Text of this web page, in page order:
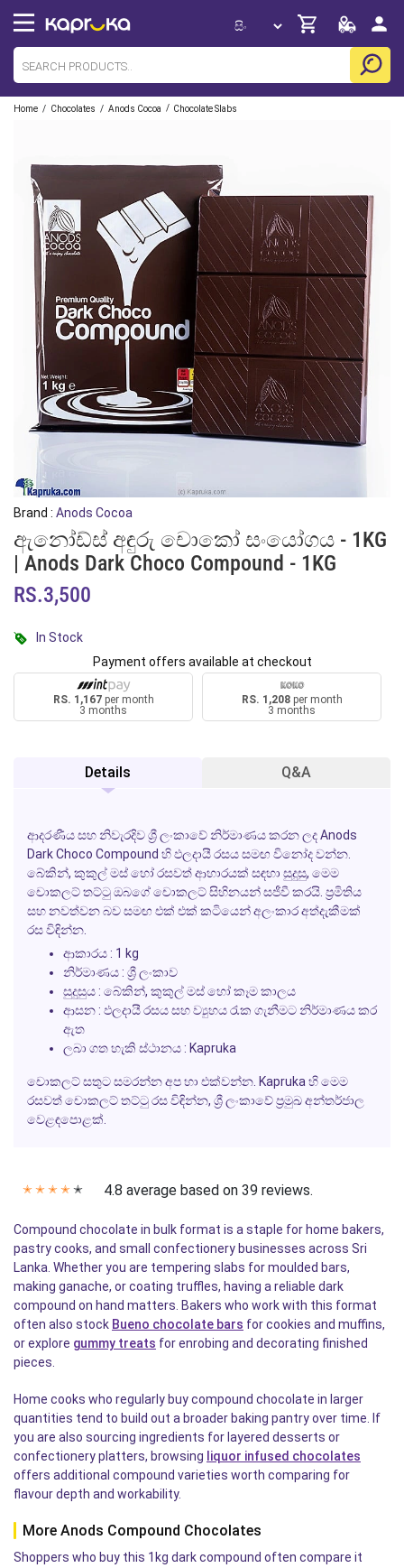
Home / Chocolates / Anods Cocoa / Chocolate Slabs
Brand : Anods Cocoa
ඇනෝඩ්ස් අඳුරු චොකෝ සංයෝගය - 1KG
| Anods Dark Choco Compound - 1KG
RS.3,500
In Stock
Payment offers available at checkout
RS. 1,167per month
3 months
RS. 1,208per month
3 months
Details Q&A
ආදරණීය සහ නිවැරදිව ශ්‍රී ලංකාවේ නිර්මාණය කරන ලද Anods
Dark Choco Compound හි ඵලදායී රසය සමඟ විනෝද වන්න.
බේකින්, කුකුල් මස් හෝ රසවත් ආහාරයක් සඳහා සුදුසු, මෙම
චොකලට් තට්ටු ඔබගේ චොකලට් සිහිනයන් සජීවී කරයි. ප්‍රමිතිය
සහ නවත්වන බව සමඟ එක් එක් කටියෙන් අලංකාර අත්දැකීමක්
රස විඳින්න.
ආකාරය : 1 kg
නිර්මාණය : ශ්‍රී ලංකාව
සුදුසුය : බේකින්, කුකුල් මස් හෝ කෑම කාලය
ආසන : ඵලදායී රසය සහ ව්‍යුහය රැක ගැනීමට නිර්මාණය කර
ඇත
ලබා ගත හැකි ස්ථානය : Kapruka
චොකලට් සතුට සමරන්න අප හා එක්වන්න. Kapruka හි මෙම
රසවත් චොකලට් තට්ටු රස විඳින්න, ශ්‍රී ලංකාවේ ප්‍රමුඛ අන්තර්ජාල
වෙළඳපොළක්.
✭ ✭ ✭ ✭ ✭ 4.8 average based on 39 reviews.
Compound chocolate in bulk format is a staple for home bakers,
pastry cooks, and small confectionery businesses across Sri
Lanka. Whether you are tempering slabs for moulded bars,
making ganache, or coating truffles, having a reliable dark
compound on hand matters. Bakers who work with this format
often also stock Bueno chocolate bars for cookies and muffins,
or explore gummy treats for enrobing and decorating finished
pieces.
Home cooks who regularly buy compound chocolate in larger
quantities tend to build out a broader baking pantry over time. If
you are also sourcing ingredients for layered desserts or
confectionery platters, browsing liquor infused chocolates
offers additional compound varieties worth comparing for
flavour depth and workability.
More Anods Compound Chocolates
Shoppers who buy this 1kg dark compound often compare it